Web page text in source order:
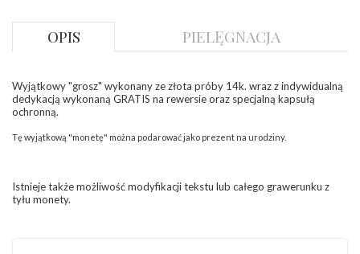
OPIS PIELĘGNACJA
Wyjątkowy "grosz" wykonany ze złota próby 14k. wraz z indywidualną
dedykacją wykonaną GRATIS na rewersie oraz specjalną kapsułą
ochronną.
Tę wyjątkową "monetę" można podarować jako prezent na urodziny.
Istnieje także możliwość modyfikacji tekstu lub całego grawerunku z
tyłu monety.